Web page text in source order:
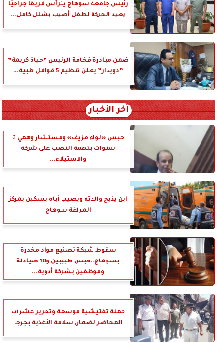
رئيس جامعة سوهاج يترأس فريقًا جراحيًا
يعيد الحركة لطفل أصيب بشلل كامل...
ضمن مبادرة فخامة الرئيس ”حياة كريمة”
”دويدار” يعلن تنظيم 5 قوافل طبية...
آخر الأخبار
حبس «لواء مزيف» ومستشار وهمي 3
سنوات بتهمة النصب على شركة
والاستيلاء...
ابن يذبح والدته ويصيب أباه بسكين بمركز
المراغة سوهاج
سقوط شبكة تصنيع مواد مخدرة
بسوهاج..حبس طبيبين و10 صيادلة
وموظفين بشركة أدوية...
حملة تفتيشية موسعة وتحرير عشرات
المحاضر لضمان سلامة الأغذية بجرجا